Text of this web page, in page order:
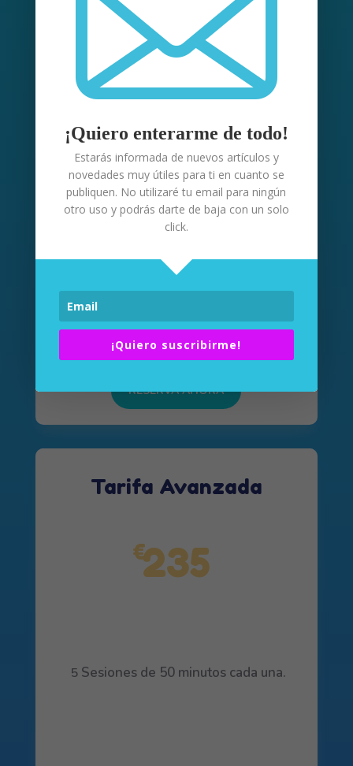
€50
Sesión de 50 minutos
Resuelvo tus dudas y te facilito
herramientas y recursos
Seguimiento por WhatsApp durante
un mes.
RESERVA AHORA
Tarifa Avanzada
€235
5 Sesiones de 50 minutos cada una.
¡Quiero enterarme de todo!
Estarás informada de nuevos artículos y
novedades muy útiles para ti en cuanto se
publiquen. No utilizaré tu email para ningún
otro uso y podrás darte de baja con un solo
click.
¡Quiero suscribirme!